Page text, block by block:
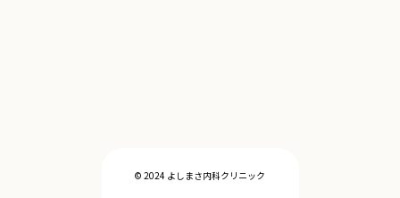
© 2024 よしまさ内科クリニック